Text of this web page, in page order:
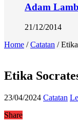
Adam
21/12/2014
Home / Catatan /
Etika
23/04/2024 Catatan
Share